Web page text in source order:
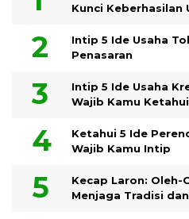
Kunci Keberhasilan
Intip 5 Ide Usaha
Penasaran
Intip 5 Ide Usaha
Wajib Kamu Ketahui
Ketahui 5 Ide
Wajib Kamu Intip
Kecap Laron: Oleh-
Menjaga Tradisi